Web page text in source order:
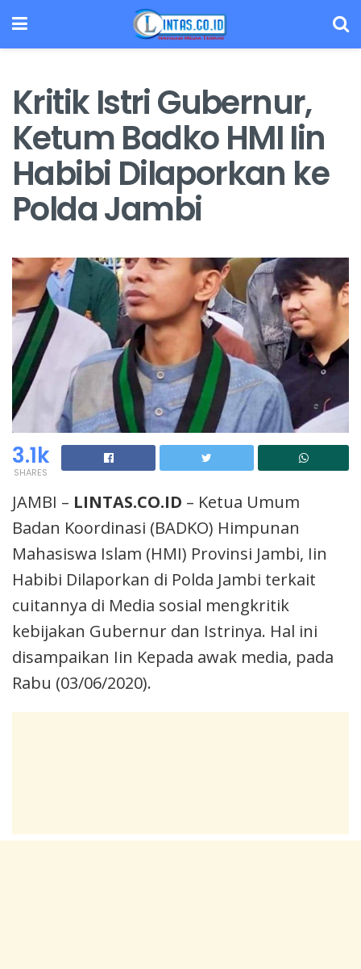
Kritik Istri Gubernur,
Ketum Badko HMI Iin
Habibi Dilaporkan ke
Polda Jambi
3.1k
SHARES
JAMBI – LINTAS.CO.ID – Ketua Umum
Badan Koordinasi (BADKO) Himpunan
Mahasiswa Islam (HMI) Provinsi Jambi, Iin
Habibi Dilaporkan di Polda Jambi terkait
cuitannya di Media sosial mengkritik
kebijakan Gubernur dan Istrinya. Hal ini
disampaikan Iin Kepada awak media, pada
Rabu (03/06/2020).